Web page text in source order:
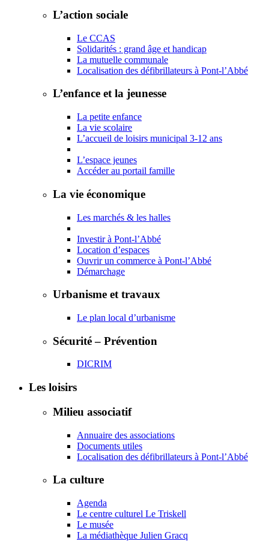
L’action sociale
Le CCAS
Solidarités : grand âge et handicap
La mutuelle communale
Localisation des défibrillateurs à Pont-l’Abbé
L’enfance et la jeunesse
La petite enfance
La vie scolaire
L’accueil de loisirs municipal 3-12 ans
L’espace jeunes
Accéder au portail famille
La vie économique
Les marchés & les halles
Investir à Pont-l’Abbé
Location d’espaces
Ouvrir un commerce à Pont-l’Abbé
Démarchage
Urbanisme et travaux
Le plan local d’urbanisme
Sécurité – Prévention
DICRIM
Les loisirs
Milieu associatif
Annuaire des associations
Documents utiles
Localisation des défibrillateurs à Pont-l’Abbé
La culture
Agenda
Le centre culturel Le Triskell
Le musée
La médiathèque Julien Gracq